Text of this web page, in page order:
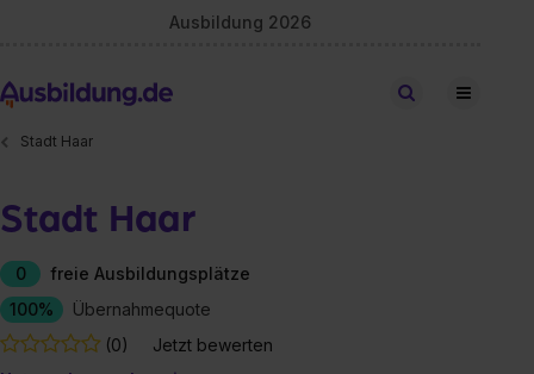
Ausbildung 2026
Stellen finden
Stadt Haar
Stadt Haar
0
freie Ausbildungsplätze
100%
Übernahmequote
(0)
Jetzt bewerten